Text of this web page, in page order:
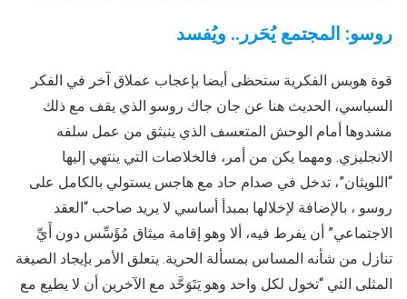
روسو: المجتمع يُحَرر.. ويُفسد
قوة هوبس الفكرية ستحظى أيضا بإعجاب عملاق آخر في الفكر
السياسي، الحديث هنا عن جان جاك روسو الذي يقف مع ذلك
مشدوها أمام الوحش المتعسف الذي ينبثق من عمل سلفه
الانجليزي. ومهما يكن من أمر، فالخلاصات التي ينتهي إليها
“اللويثان”، تدخل في صدام حاد مع هاجس يستولي بالكامل على
روسو ، بالإضافة لإخلالها بمبدأ أساسي لا يريد صاحب “العقد
الاجتماعي” أن يفرط فيه، ألا وهو إقامة ميثاق مُؤَسِّس دون أَيِّ
تنازل من شأنه المساس بمسألة الحرية. يتعلق الأمر بإيجاد الصيغة
المثلى التي “تخول لكل واحد وهو يَتَوَحَّد مع الآخرين أن لا يطيع مع